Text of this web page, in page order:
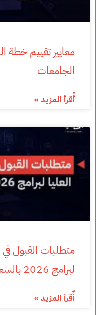
الجامعات
أٌقرأ المزيد »
متطلبات القبول في
لبرامج 2026 بالسعودية
أٌقرأ المزيد »